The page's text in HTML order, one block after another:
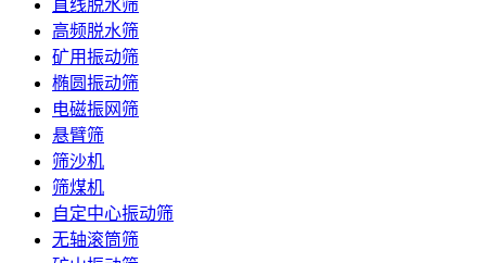
直线脱水筛
高频脱水筛
矿用振动筛
椭圆振动筛
电磁振网筛
悬臂筛
筛沙机
筛煤机
自定中心振动筛
无轴滚筒筛